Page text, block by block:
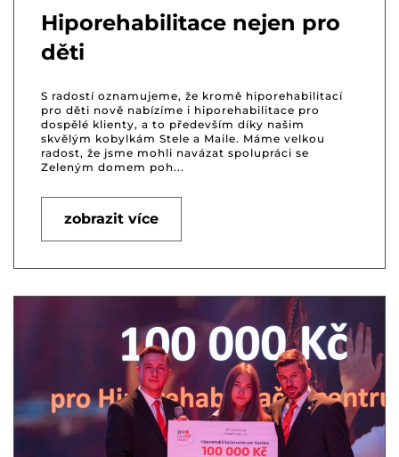
Hiporehabilitace nejen pro
děti
S radostí oznamujeme, že kromě hiporehabilitací
pro děti nově nabízíme i hiporehabilitace pro
dospělé klienty, a to především díky našim
skvělým kobylkám Stele a Maile. Máme velkou
radost, že jsme mohli navázat spolupráci se
Zeleným domem poh...
zobrazit více